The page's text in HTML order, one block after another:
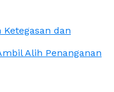
dan
Alih Penanganan